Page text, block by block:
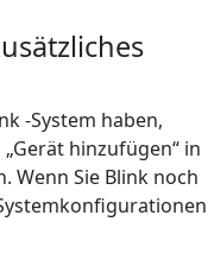
-System haben,
hinzufügen“ in
Wenn Sie Blink noch